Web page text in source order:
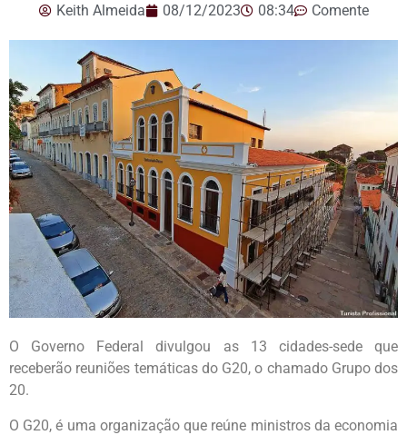
Keith Almeida 08/12/2023 08:34 Comente
O Governo Federal divulgou as 13 cidades-sede que
receberão reuniões temáticas do G20, o chamado Grupo dos
20.
O G20, é uma organização que reúne ministros da economia